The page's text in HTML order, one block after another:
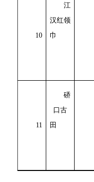
10
江
汉红领
巾
11
硚
口古
田